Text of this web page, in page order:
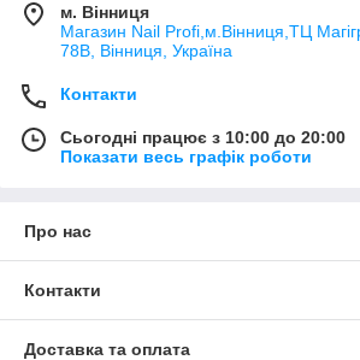
м. Вінниця
Магазин Nail Profi,м.Вінниця,ТЦ
78В, Вінниця, Україна
Контакти
Сьогодні працює з 10:00 до 20:00
Показати весь графік роботи
Про нас
Контакти
Доставка та оплата